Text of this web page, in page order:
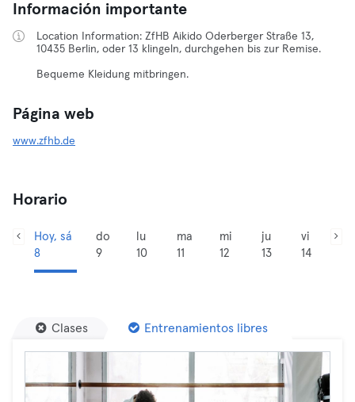
Información importante
Location Information: ZfHB Aikido Oderberger Straße 13,
10435 Berlin, oder 13 klingeln, durchgehen bis zur Remise.
Bequeme Kleidung mitbringen.
Página web
www.zfhb.de
Horario
Hoy, sá
8
do
9
lu
10
ma
11
mi
12
ju
13
vi
14
Clases Entrenamientos libres